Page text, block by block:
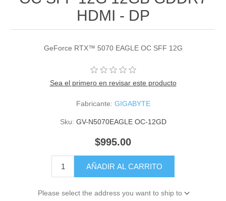
HDMI - DP
GeForce RTX™ 5070 EAGLE OC SFF 12G
Sea el primero en revisar este producto
Fabricante: GIGABYTE
Sku: GV-N5070EAGLE OC-12GD
$995.00
AÑADIR AL CARRITO
Please select the address you want to ship to